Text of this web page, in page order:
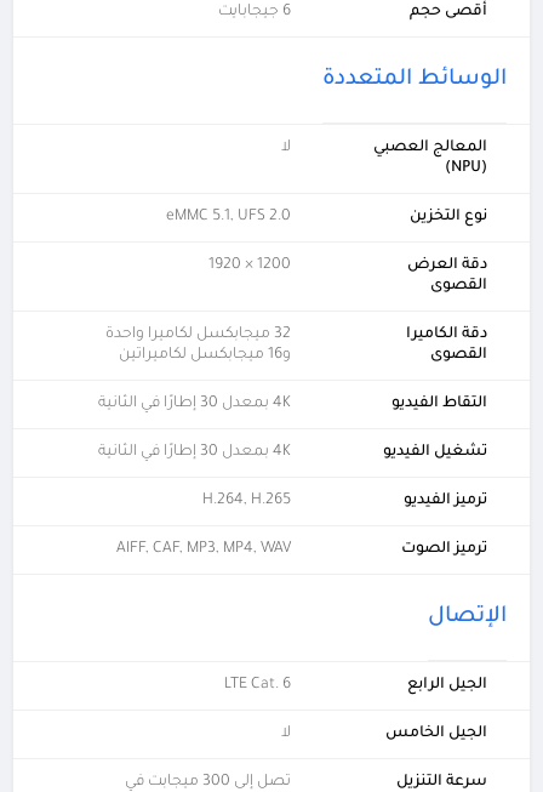
أقصى حجم 6 جيجابايت
الوسائط المتعددة
المعالج العصبي
(NPU)
لا
نوع التخزين eMMC 5.1, UFS 2.0
دقة العرض
القصوى
1200 × 1920
دقة الكاميرا
القصوى
32 ميجابكسل لكاميرا واحدة
و16 ميجابكسل لكاميراتين
التقاط الفيديو 4K بمعدل 30 إطارًا في الثانية
تشغيل الفيديو 4K بمعدل 30 إطارًا في الثانية
ترميز الفيديو H.264, H.265
ترميز الصوت AIFF, CAF, MP3, MP4, WAV
الإتصال
الجيل الرابع LTE Cat. 6
الجيل الخامس لا
سرعة التنزيل
تصل إلى 300 ميجابت في